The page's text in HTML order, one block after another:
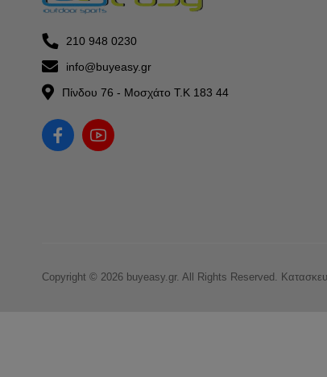
210 948 0230
info@buyeasy.gr
Πίνδου 76 - Μοσχάτο Τ.Κ 183 44
Copyright © 2026 buyeasy.gr. All Rights Reserved.